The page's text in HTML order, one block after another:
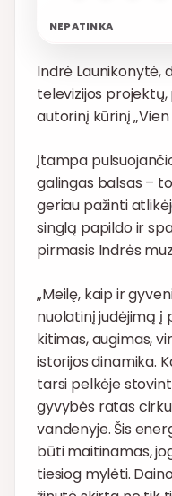
NEPATINKA
Indrė Launikonytė,
televizijos
autorinį kūrinį „Vien
Įtampa
galingas balsas –
geriau pažinti
singlą papildo ir
pirmasis Indrės
„Meilę, kaip ir
nuolatinį judėjimą į
kitimas, augimas,
istorijos dinamika.
tarsi pelkėje
gyvybės ratas
vandenyje. Šis
būti maitinamas,
tiesiog mylėti.